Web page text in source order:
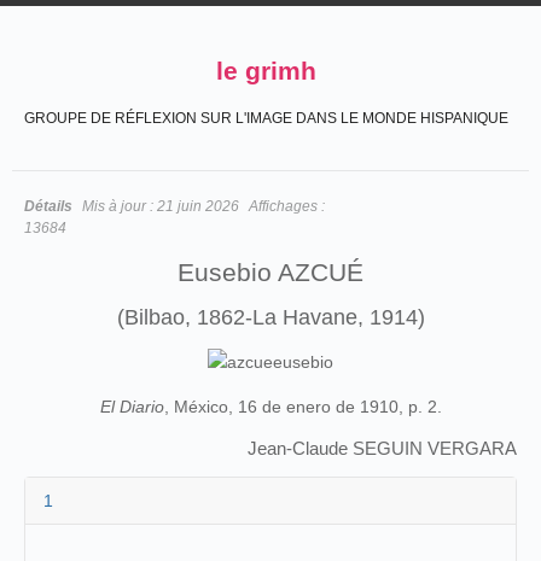
le grimh
GROUPE DE RÉFLEXION SUR L'IMAGE DANS LE MONDE HISPANIQUE
Détails Mis à jour : 21 juin 2026 Affichages :
13684
Eusebio AZCUÉ
(Bilbao, 1862-La Havane, 1914)
El Diario, México, 16 de enero de 1910, p. 2.
Jean-Claude SEGUIN VERGARA
1